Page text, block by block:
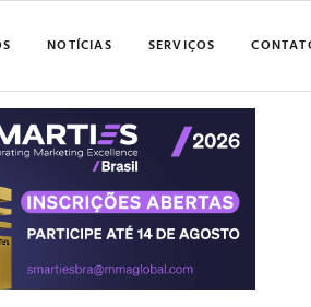
NOTÍCIAS SERVIÇOS